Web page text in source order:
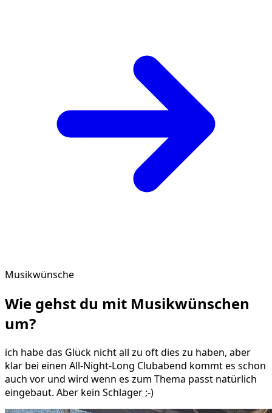
Musikwünsche
Wie gehst du mit Musikwünschen
um?
ich habe das Glück nicht all zu oft dies zu haben, aber
klar bei einen All-Night-Long Clubabend kommt es schon
auch vor und wird wenn es zum Thema passt natürlich
eingebaut. Aber kein Schlager ;-)